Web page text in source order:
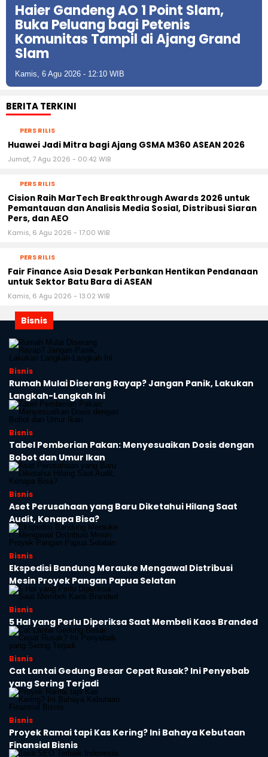
Haier Gandeng AO 1 Point Slam,
Buka Peluang bagi Petenis
Komunitas Tampil di Ajang Grand
Slam
Kamis, 6 Agu 2026 - 12:10 WIB
BERITA TERKINI
PERS RILIS
Huawei Jadi Mitra bagi Ajang GSMA M360 ASEAN 2026
Jumat, 7 Agu 2026 - 00:42 WIB
PERS RILIS
Cision Raih MarTech Breakthrough Awards 2026 untuk
Pemantauan dan Analisis Media Sosial, Distribusi Siaran
Pers, dan AEO
Kamis, 6 Agu 2026 - 17:00 WIB
PERS RILIS
Fair Finance Asia Desak Perbankan Hentikan Pendanaan
untuk Sektor Batu Bara di ASEAN
Kamis, 6 Agu 2026 - 13:02 WIB
Bisnis
Bisnis
Rumah Mulai Diserang Rayap? Jangan Panik, Lakukan
Langkah-Langkah Ini
Bisnis
Tabel Pemberian Pakan: Menyesuaikan Dosis dengan
Bobot dan Umur Ikan
Bisnis
Aset Perusahaan yang Baru Diketahui Hilang Saat
Audit, Kenapa Bisa?
Bisnis
Ekspedisi Bandung Merauke Mengawal Distribusi
Mesin Proyek Pangan Papua Selatan
Bisnis
5 Hal yang Perlu Diperiksa Saat Membeli Kaos Branded
Bisnis
Cat Lantai Gedung Besar Cepat Rusak? Ini Penyebab
yang Sering Terjadi
Bisnis
Proyek Ramai tapi Kas Kering? Ini Bahaya Kebutaan
Finansial Bisnis